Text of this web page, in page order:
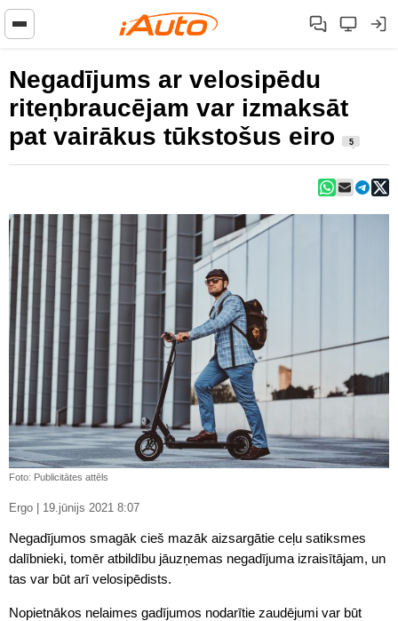
Negadījums ar velosipēdu
riteņbraucējam var izmaksāt
pat vairākus tūkstošus eiro
5
Foto: Publicitātes attēls
Ergo | 19.jūnijs 2021 8:07
Negadījumos smagāk cieš mazāk aizsargātie ceļu satiksmes
dalībnieki, tomēr atbildību jāuzņemas negadījuma izraisītājam, un
tas var būt arī velosipēdists.
Nopietnākos nelaimes gadījumos nodarītie zaudējumi var būt